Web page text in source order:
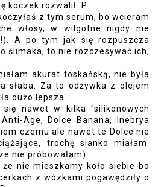
koczek rozwalił :P
z tym serum, bo wcieram
włosy, w wilgotne nigdy nie
A po tym jak się rozpuszcza
ślimaka, to nie rozczesywać ich,
akurat toskańską, nie była
słaba. Za to odżywka z olejem
dużo lepsza.
się nawet w kilka "silikonowych
Age, Dolce Banana, Inebrya
czemu ale nawet te Dolce nie
trochę sianko miałam.
nie próbowałam)
że nie mieszkamy koło siebie bo
z wózkami pogawędziły o